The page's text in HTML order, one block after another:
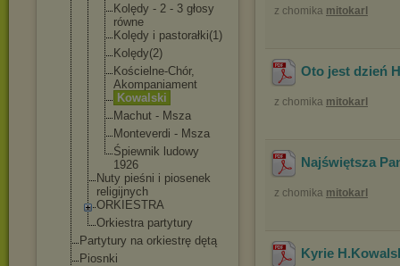
Kolędy - 2 - 3 głosy
równe
Kolędy i pastorałki(1)
Kolędy(2)
Kościelne-Chór,
Akompaniament
Kowalski
Machut - Msza
Monteverdi - Msza
Śpiewnik ludowy
1926
Nuty pieśni i piosenek
religijnych
ORKIESTRA
Orkiestra partytury
Partytury na orkiestrę dętą
Piosnki
z chomika mitokarl
Oto jest dzień
z chomika mitokarl
Najświętsza
z chomika mitokarl
Kyrie